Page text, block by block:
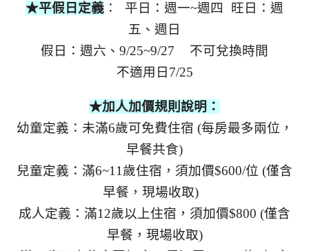
★平假日定義 ： 平日：週一~週四 旺日：週
五、週日
假日：週六、9/25~9/27 不可兌換時間
不適用日7/25
★加人加價規則說明：
幼童定義：未滿6歲可免費住宿 (每房最多兩位，
早餐共食)
兒童定義：滿6~11歲住宿，須加價$600/位 (僅含
早餐，現場收取)
成人定義：滿12歲以上住宿，須加價$800 (僅含
早餐，現場收取)